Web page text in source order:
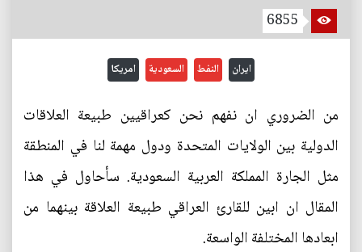
6855
ايران النفط السعودية امريكا
‏من الضروري ان نفهم نحن كعراقيين طبيعة العلاقات
الدولية بين الولايات المتحدة ودول مهمة لنا في المنطقة
مثل الجارة المملكة العربية السعودية. سأحاول في هذا
المقال ان ابين للقارئ العراقي طبيعة العلاقة بينهما من
ابعادها المختلفة الواسعة.